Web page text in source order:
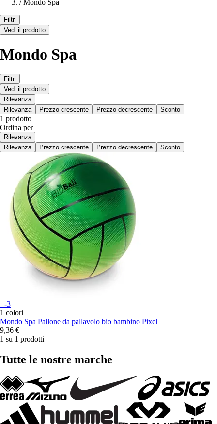
/ Mondo Spa
Filtri
Vedi il prodotto
Mondo Spa
Filtri
Vedi il prodotto
Rilevanza
Rilevanza
Prezzo crescente Prezzo decrescente Sconto
1 prodotto
Ordina per
Rilevanza
Rilevanza
Prezzo crescente Prezzo decrescente Sconto
+-3
1 colori
Mondo Spa Pallone da pallavolo bio bambino Pixel
9,36 €
1 su 1 prodotti
Tutte le nostre marche